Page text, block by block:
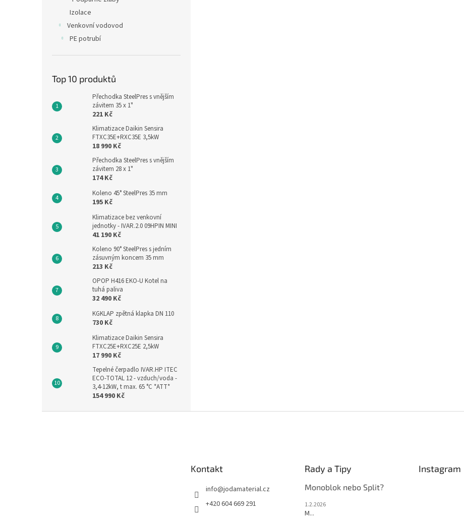
Izolace
Venkovní vodovod
PE potrubí
Top 10 produktů
Přechodka SteelPres s vnějším
závitem 35 x 1"
221 Kč
Klimatizace Daikin Sensira
FTXC35E+RXC35E 3,5kW
18 990 Kč
Přechodka SteelPres s vnějším
závitem 28 x 1"
174 Kč
Koleno 45° SteelPres 35 mm
195 Kč
Klimatizace bez venkovní
jednotky - IVAR.2.0 09HPIN MINI
41 190 Kč
Koleno 90° SteelPres s jedním
zásuvným koncem 35 mm
213 Kč
OPOP H416 EKO-U Kotel na
tuhá paliva
32 490 Kč
KGKLAP zpětná klapka DN 110
730 Kč
Klimatizace Daikin Sensira
FTXC25E+RXC25E 2,5kW
17 990 Kč
Tepelné čerpadlo IVAR.HP ITEC
ECO-TOTAL 12 - vzduch/voda -
3,4-12kW, t max. 65 °C *ATT*
154 990 Kč
Kontakt
info@jodamaterial.cz
+420 604 669 291
Rady a Tipy
Monoblok nebo Split?
1.2.2026
M...
Instagram